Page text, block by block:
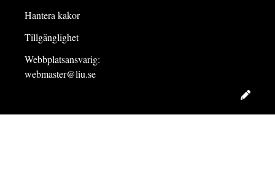
Hantera kakor
Tillgänglighet
Webbplatsansvarig:
webmaster@liu.se